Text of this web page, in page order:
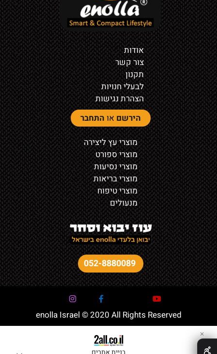
אודות
צור קשר
תקנון
לבעלי חנויות
הצהרת נגישות
הירשם או התחבר
מוצרי עץ ליצירה
מוצרי ספורט
מוצרי נסיעות
מוצרי בריאות
מוצרי טיפוח
מנעולים
052-8880089
enolla Israel © 2020 All Rights Reserved
✕